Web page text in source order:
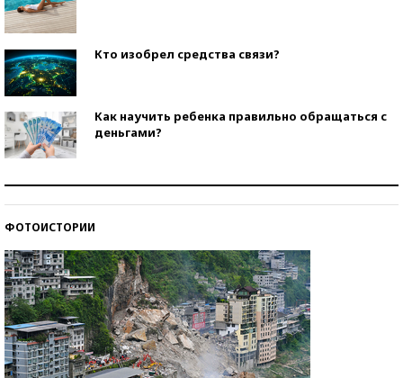
Кто изобрел средства связи?
Как научить ребенка правильно обращаться с
деньгами?
ФОТОИСТОРИИ